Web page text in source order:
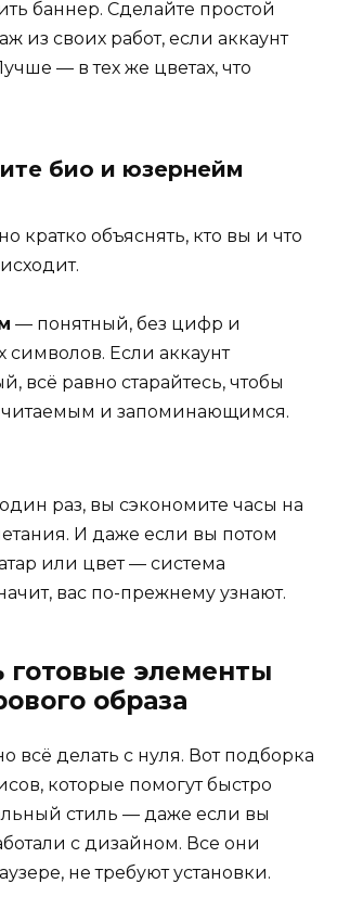
баннер. Сделайте простой
из своих работ, если аккаунт
— в тех же цветах, что
био и юзернейм
кратко объяснять, кто вы и что
— понятный, без цифр и
символов. Если аккаунт
всё равно старайтесь, чтобы
и запоминающимся.
раз, вы сэкономите часы на
И даже если вы потом
или цвет — система
вас по-прежнему узнают.
готовые элементы
образа
всё делать с нуля. Вот подборка
которые помогут быстро
стиль — даже если вы
с дизайном. Все они
не требуют установки.